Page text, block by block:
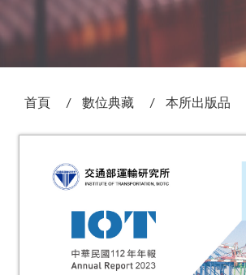
首頁 數位典藏 本所出版品